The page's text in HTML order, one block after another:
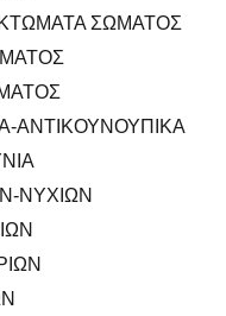
ΣΩΜΑΤΟΣ
ΑΝΤΙΚΟΥΝΟΥΠΙΚΑ
ΝΥΧΙΩΝ